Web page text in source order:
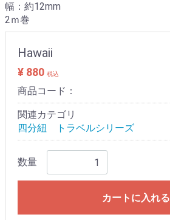
幅：約12mm
2ｍ巻
Hawaii
¥ 880 税込
商品コード：
関連カテゴリ
四分紐 トラベルシリーズ
数量
カートに入れる